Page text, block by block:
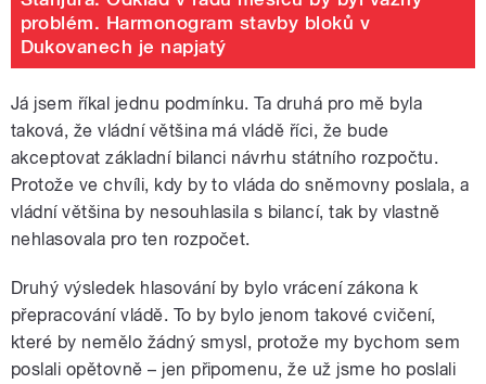
problém. Harmonogram stavby bloků v
Dukovanech je napjatý
Já jsem říkal jednu podmínku. Ta druhá pro mě byla
taková, že vládní většina má vládě říci, že bude
akceptovat základní bilanci návrhu státního rozpočtu.
Protože ve chvíli, kdy by to vláda do sněmovny poslala, a
vládní většina by nesouhlasila s bilancí, tak by vlastně
nehlasovala pro ten rozpočet.
Druhý výsledek hlasování by bylo vrácení zákona k
přepracování vládě. To by bylo jenom takové cvičení,
které by nemělo žádný smysl, protože my bychom sem
poslali opětovně – jen připomenu, že už jsme ho poslali